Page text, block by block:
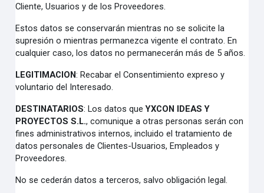
Cliente, Usuarios y de los Proveedores.
Estos datos se conservarán mientras no se solicite la
supresión o mientras permanezca vigente el contrato. En
cualquier caso, los datos no permanecerán más de 5 años.
LEGITIMACION:Recabar el Consentimiento expreso y
voluntario del Interesado.
DESTINATARIOS:Los datos queYXCON IDEAS Y
PROYECTOS S.L., comunique a otras personas serán con
fines administrativos internos, incluido el tratamiento de
datos personales de Clientes-Usuarios, Empleados y
Proveedores.
No se cederán datos a terceros, salvo obligación legal.